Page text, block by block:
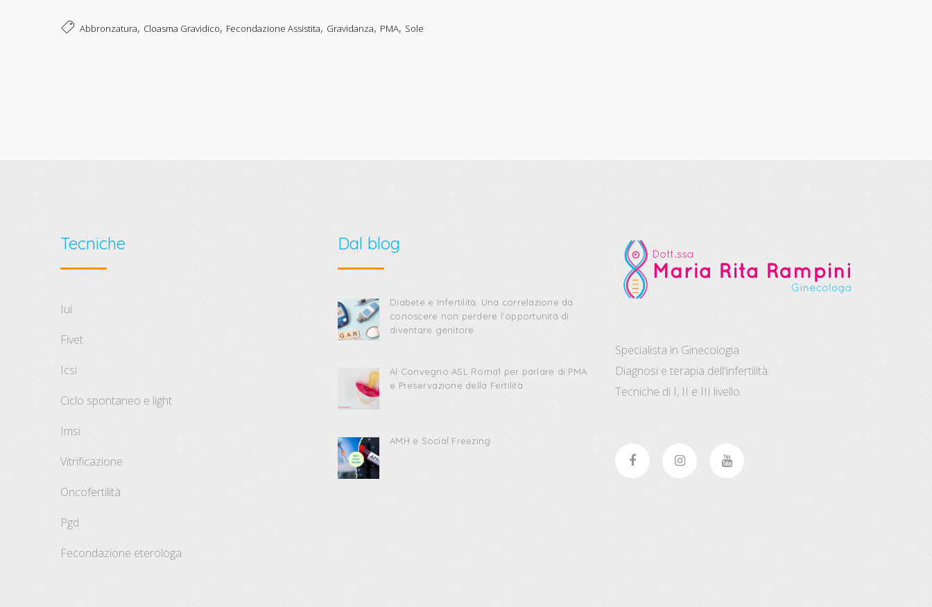
Abbronzatura, Cloasma Gravidico, Fecondazione Assistita, Gravidanza, PMA, Sole
Tecniche
iui
fivet
icsi
ciclo spontaneo e light
imsi
vitrificazione
oncofertilità
pgd
fecondazione eterologa
Dal blog
Diabete e Infertilità. Una correlazione da
conoscere non perdere l’opportunità di
diventare genitore
Al Convegno ASL Roma1 per parlare di PMA
e Preservazione della Fertilità
AMH e Social Freezing
Specialista in Ginecologia
Diagnosi e terapia dell'infertilità.
Tecniche di I, II e III livello.